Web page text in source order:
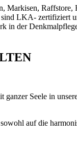
Markisen, Raffstore,
LKA- zertifiziert
in der
ganzer Seele in
auf die